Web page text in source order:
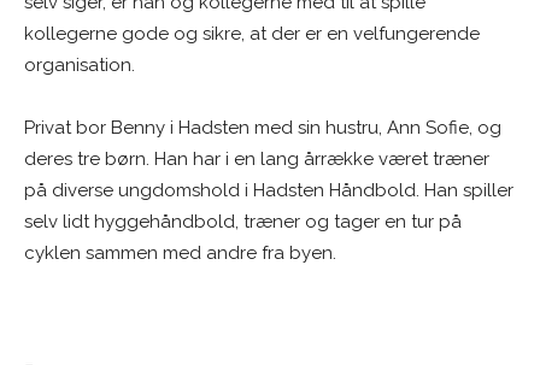
kollegerne gode og sikre, at der er en velfungerende
organisation.
Privat bor Benny i Hadsten med sin hustru, Ann Sofie, og
deres tre børn. Han har i en lang årrække været træner
på diverse ungdomshold i Hadsten Håndbold. Han spiller
selv lidt hyggehåndbold, træner og tager en tur på
cyklen sammen med andre fra byen.